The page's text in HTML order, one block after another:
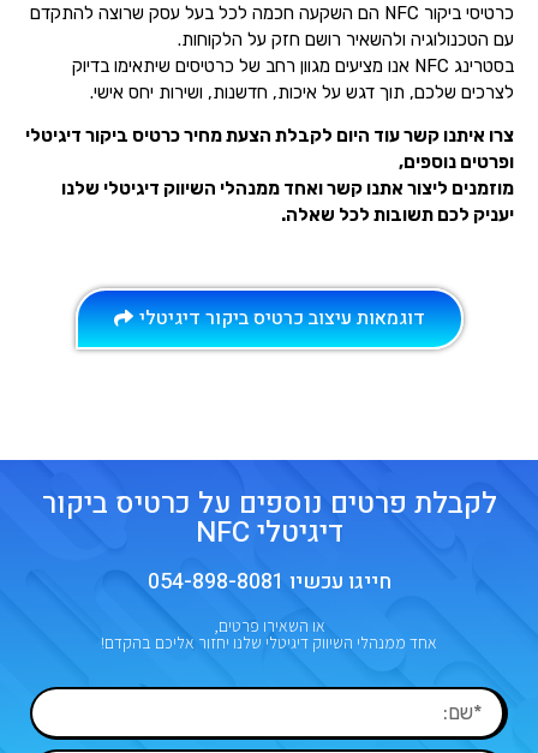
כרטיסי ביקור NFC הם השקעה חכמה לכל בעל עסק שרוצה להתקדם
עם הטכנולוגיה ולהשאיר רושם חזק על הלקוחות.
בסטרינג NFC אנו מציעים מגוון רחב של כרטיסים שיתאימו בדיוק
לצרכים שלכם, תוך דגש על איכות, חדשנות, ושירות יחס אישי.
צרו איתנו קשר עוד היום לקבלת הצעת מחיר כרטיס ביקור דיגיטלי
ופרטים נוספים,
מוזמנים ליצור אתנו קשר ואחד ממנהלי השיווק דיגיטלי שלנו
יעניק לכם תשובות לכל שאלה.
דוגמאות עיצוב כרטיס ביקור דיגיטלי
לקבלת פרטים נוספים על כרטיס ביקור
דיגיטלי NFC
חייגו עכשיו 054-898-8081
או השאירו פרטים,
אחד ממנהלי השיווק דיגיטלי שלנו יחזור אליכם בהקדם!